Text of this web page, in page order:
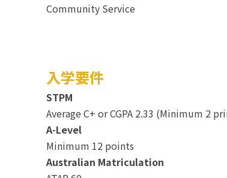
Community Service
入学要件
STPM
Average C+ or CGPA 2.33 (Minimum 2
A-Level
Minimum 12 points
Australian Matriculation